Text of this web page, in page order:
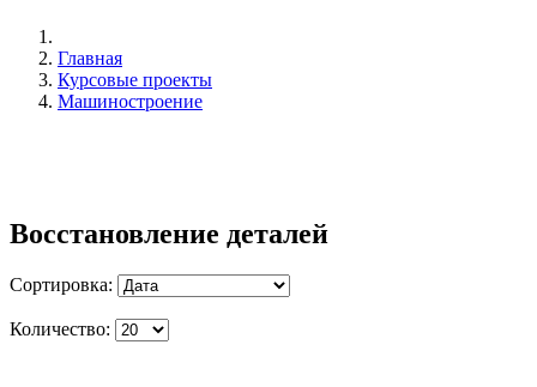
Главная
Курсовые проекты
Машиностроение
Восстановление деталей
Сортировка:
Количество: